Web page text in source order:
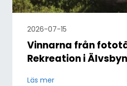
2026-07-15
Vinnarna från
Rekreation i Älvsbyn
Läs mer